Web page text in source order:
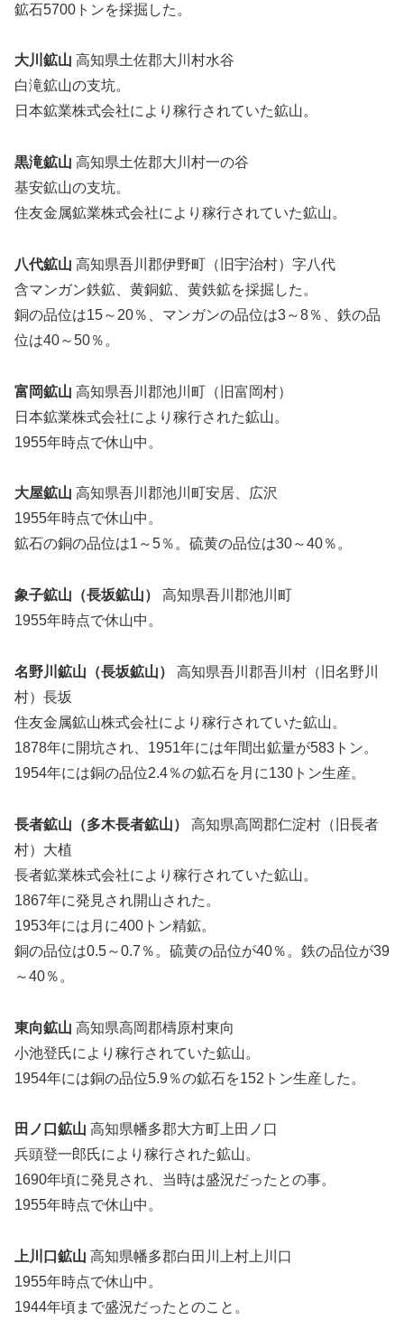
鉱石5700トンを採掘した。
大川鉱山 高知県土佐郡大川村水谷
白滝鉱山の支坑。
日本鉱業株式会社により稼行されていた鉱山。
黒滝鉱山 高知県土佐郡大川村一の谷
基安鉱山の支坑。
住友金属鉱業株式会社により稼行されていた鉱山。
八代鉱山 高知県吾川郡伊野町（旧宇治村）字八代
含マンガン鉄鉱、黄銅鉱、黄鉄鉱を採掘した。
銅の品位は15～20％、マンガンの品位は3～8％、鉄の品
位は40～50％。
富岡鉱山 高知県吾川郡池川町（旧富岡村）
日本鉱業株式会社により稼行された鉱山。
1955年時点で休山中。
大屋鉱山 高知県吾川郡池川町安居、広沢
1955年時点で休山中。
鉱石の銅の品位は1～5％。硫黄の品位は30～40％。
象子鉱山（長坂鉱山）
高知県吾川郡池川町
1955年時点で休山中。
名野川鉱山（長坂鉱山）
高知県吾川郡吾川村（旧名野川
村）長坂
住友金属鉱山株式会社により稼行されていた鉱山。
1878年に開坑され、1951年には年間出鉱量が583トン。
1954年には銅の品位2.4％の鉱石を月に130トン生産。
長者鉱山（多木長者鉱山）
高知県高岡郡仁淀村（旧長者
村）大植
長者鉱業株式会社により稼行されていた鉱山。
1867年に発見され開山された。
1953年には月に400トン精鉱。
銅の品位は0.5～0.7％。硫黄の品位が40％。鉄の品位が39
～40％。
東向鉱山 高知県高岡郡檮原村東向
小池登氏により稼行されていた鉱山。
1954年には銅の品位5.9％の鉱石を152トン生産した。
田ノ口鉱山 高知県幡多郡大方町上田ノ口
兵頭登一郎氏により稼行された鉱山。
1690年頃に発見され、当時は盛況だったとの事。
1955年時点で休山中。
上川口鉱山 高知県幡多郡白田川上村上川口
1955年時点で休山中。
1944年頃まで盛況だったとのこと。